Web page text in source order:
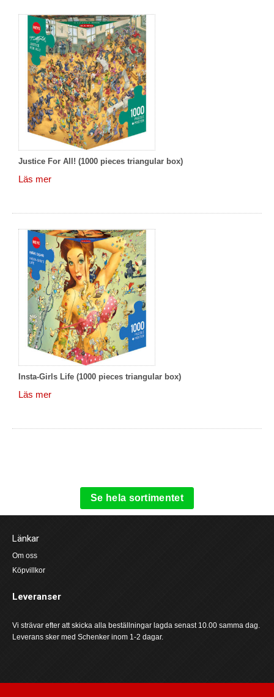
Justice For All! (1000 pieces triangular box)
Läs mer
Insta-Girls Life (1000 pieces triangular box)
Läs mer
Se hela sortimentet
Länkar
Om oss
Köpvillkor
Leveranser
Vi strävar efter att skicka alla beställningar lagda senast 10.00 samma dag.
Leverans sker med Schenker inom 1-2 dagar.